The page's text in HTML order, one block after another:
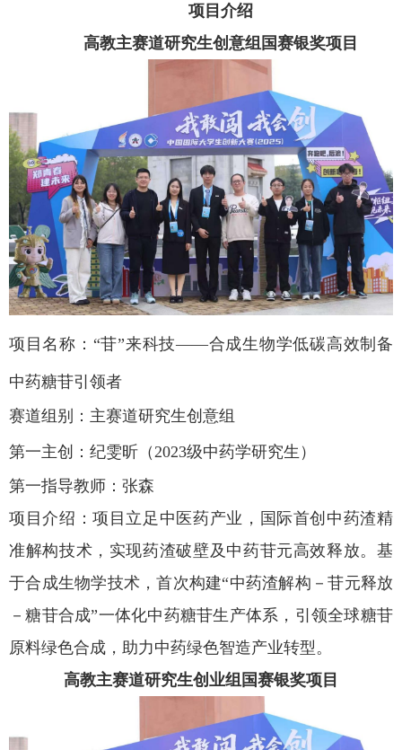
项目介绍
高教主赛道研究生创意组 国赛银奖项目
项目名称： “苷”来科技——合成生物学低碳高效制备
中药糖苷引领者
赛道组别：主赛道研究生创意组
第一主创：纪雯昕（2023级中药学研究生）
第一指导教师：张森
项目介绍：项目立足中医药产业，国际首创中药渣精
准解构技术，实现药渣破壁及中药苷元高效释放。基
于合成生物学技术，首次构建“中药渣解构 － 苷元释放
－ 糖苷合成”一体化中药糖苷生产体系，引领全球糖苷
原料绿色合成，助力中药绿色智造产业转型。
高教主赛道研究生创业组国赛银奖项目